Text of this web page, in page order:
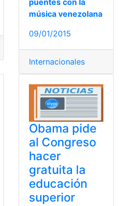
puentes con la
música venezolana
09/01/2015
Internacionales
Obama pide
al Congreso
hacer
gratuita la
educación
superior